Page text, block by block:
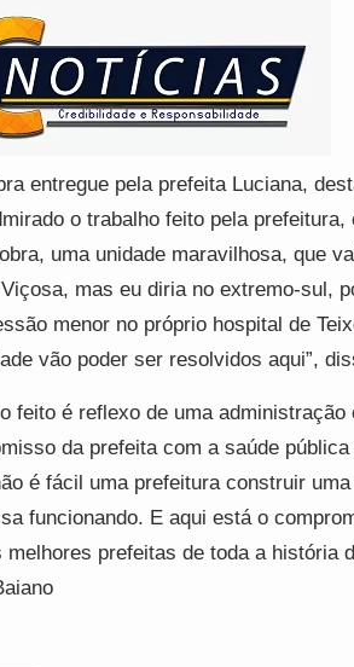
entregue pela prefeita Luciana,
o trabalho feito pela
uma unidade maravilhosa, que
mas eu diria no extremo-sul,
menor no próprio hospital de
vão poder ser resolvidos aqui”,
feito é reflexo de uma
da prefeita com a saúde
é fácil uma prefeitura construir
funcionando. E aqui está o
melhores prefeitas de toda a história